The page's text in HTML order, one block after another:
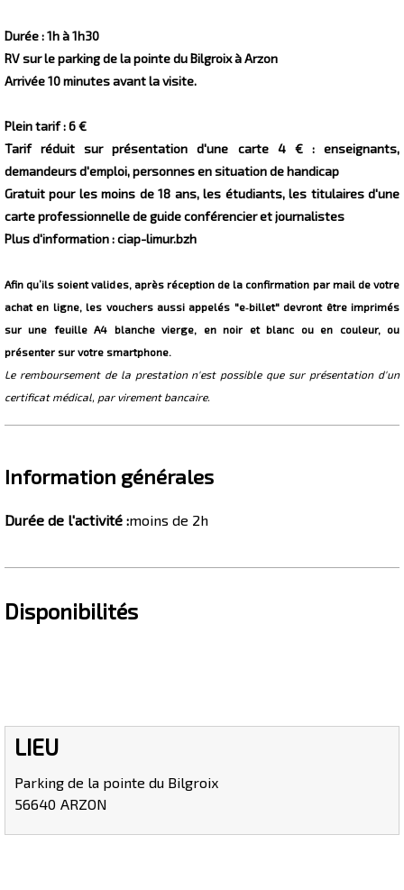
Durée : 1h à 1h30
RV sur le parking de la pointe du Bilgroix à Arzon
Arrivée 10 minutes avant la visite.
Plein tarif : 6 €
Tarif réduit sur présentation d'une carte 4 € : enseignants,
demandeurs d'emploi, personnes en situation de handicap
Gratuit pour les moins de 18 ans, les étudiants, les titulaires d'une
carte professionnelle de guide conférencier et journalistes
Plus d'information : ciap-limur.bzh
Afin qu’ils soient valides, après réception de la confirmation par mail de votre
achat en ligne, les vouchers aussi appelés "e‐billet" devront être imprimés
sur une feuille A4 blanche vierge, en noir et blanc ou en couleur, ou
présenter sur votre smartphone.
Le remboursement de la prestation n'est possible que sur présentation d'un
certificat médical, par virement bancaire.
Information générales
Durée de l'activité :moins de 2h
Disponibilités
LIEU
Parking de la pointe du Bilgroix
56640 ARZON